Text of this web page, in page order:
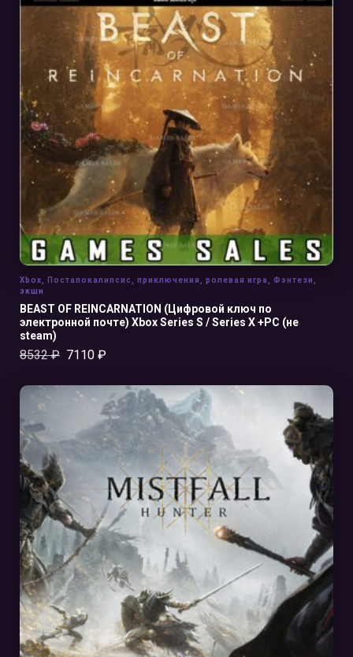
В КОРЗИНУ
BEAST OF REINCARNATION (Цифровой ключ по
электронной почте) Xbox Series S / Series X +PC (не
steam)
8532₽ 7110 ₽
Xbox, Постапокалипсис, приключения, ролевая игра, Фэнтези,
экшн
В КОРЗИНУ